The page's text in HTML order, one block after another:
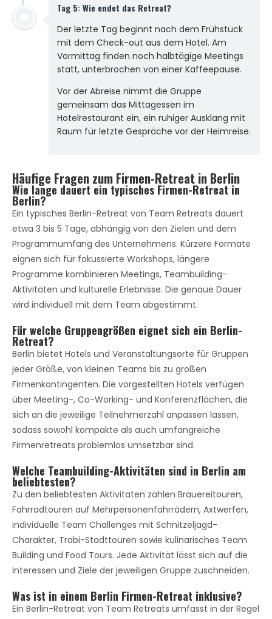
Tag 5: Wie endet das Retreat?
Der letzte Tag beginnt nach dem Frühstück
mit dem Check-out aus dem Hotel. Am
Vormittag finden noch halbtägige Meetings
statt, unterbrochen von einer Kaffeepause.
Vor der Abreise nimmt die Gruppe
gemeinsam das Mittagessen im
Hotelrestaurant ein, ein ruhiger Ausklang mit
Raum für letzte Gespräche vor der Heimreise.
Häufige Fragen zum Firmen-Retreat in Berlin
Wie lange dauert ein typisches Firmen-Retreat in
Berlin?
Ein typisches Berlin-Retreat von Team Retreats dauert
etwa 3 bis 5 Tage, abhängig von den Zielen und dem
Programmumfang des Unternehmens. Kürzere Formate
eignen sich für fokussierte Workshops, längere
Programme kombinieren Meetings, Teambuilding-
Aktivitäten und kulturelle Erlebnisse. Die genaue Dauer
wird individuell mit dem Team abgestimmt.
Für welche Gruppengrößen eignet sich ein Berlin-
Retreat?
Berlin bietet Hotels und Veranstaltungsorte für Gruppen
jeder Größe, von kleinen Teams bis zu großen
Firmenkontingenten. Die vorgestellten Hotels verfügen
über Meeting-, Co-Working- und Konferenzflächen, die
sich an die jeweilige Teilnehmerzahl anpassen lassen,
sodass sowohl kompakte als auch umfangreiche
Firmenretreats problemlos umsetzbar sind.
Welche Teambuilding-Aktivitäten sind in Berlin am
beliebtesten?
Zu den beliebtesten Aktivitäten zählen Brauereitouren,
Fahrradtouren auf Mehrpersonenfahrrädern, Axtwerfen,
individuelle Team Challenges mit Schnitzeljagd-
Charakter, Trabi-Stadttouren sowie kulinarisches Team
Building und Food Tours. Jede Aktivität lässt sich auf die
Interessen und Ziele der jeweiligen Gruppe zuschneiden.
Was ist in einem Berlin Firmen-Retreat inklusive?
Ein Berlin-Retreat von Team Retreats umfasst in der Regel